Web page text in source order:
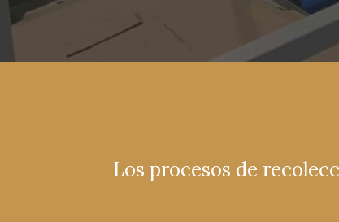
Los procesos de